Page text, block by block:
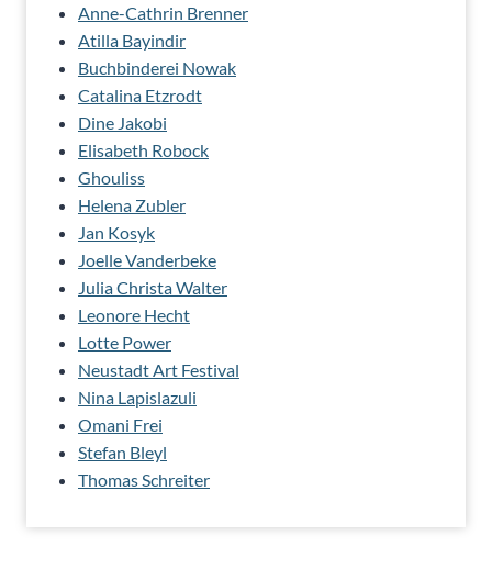
Anne-Cathrin Brenner
Atilla Bayindir
Buchbinderei Nowak
Catalina Etzrodt
Dine Jakobi
Elisabeth Robock
Ghouliss
Helena Zubler
Jan Kosyk
Joelle Vanderbeke
Julia Christa Walter
Leonore Hecht
Lotte Power
Neustadt Art Festival
Nina Lapislazuli
Omani Frei
Stefan Bleyl
Thomas Schreiter